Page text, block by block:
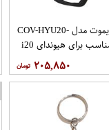
کاور ریموت مدل COV-HYU20-
۲۰۵,۸۵۰